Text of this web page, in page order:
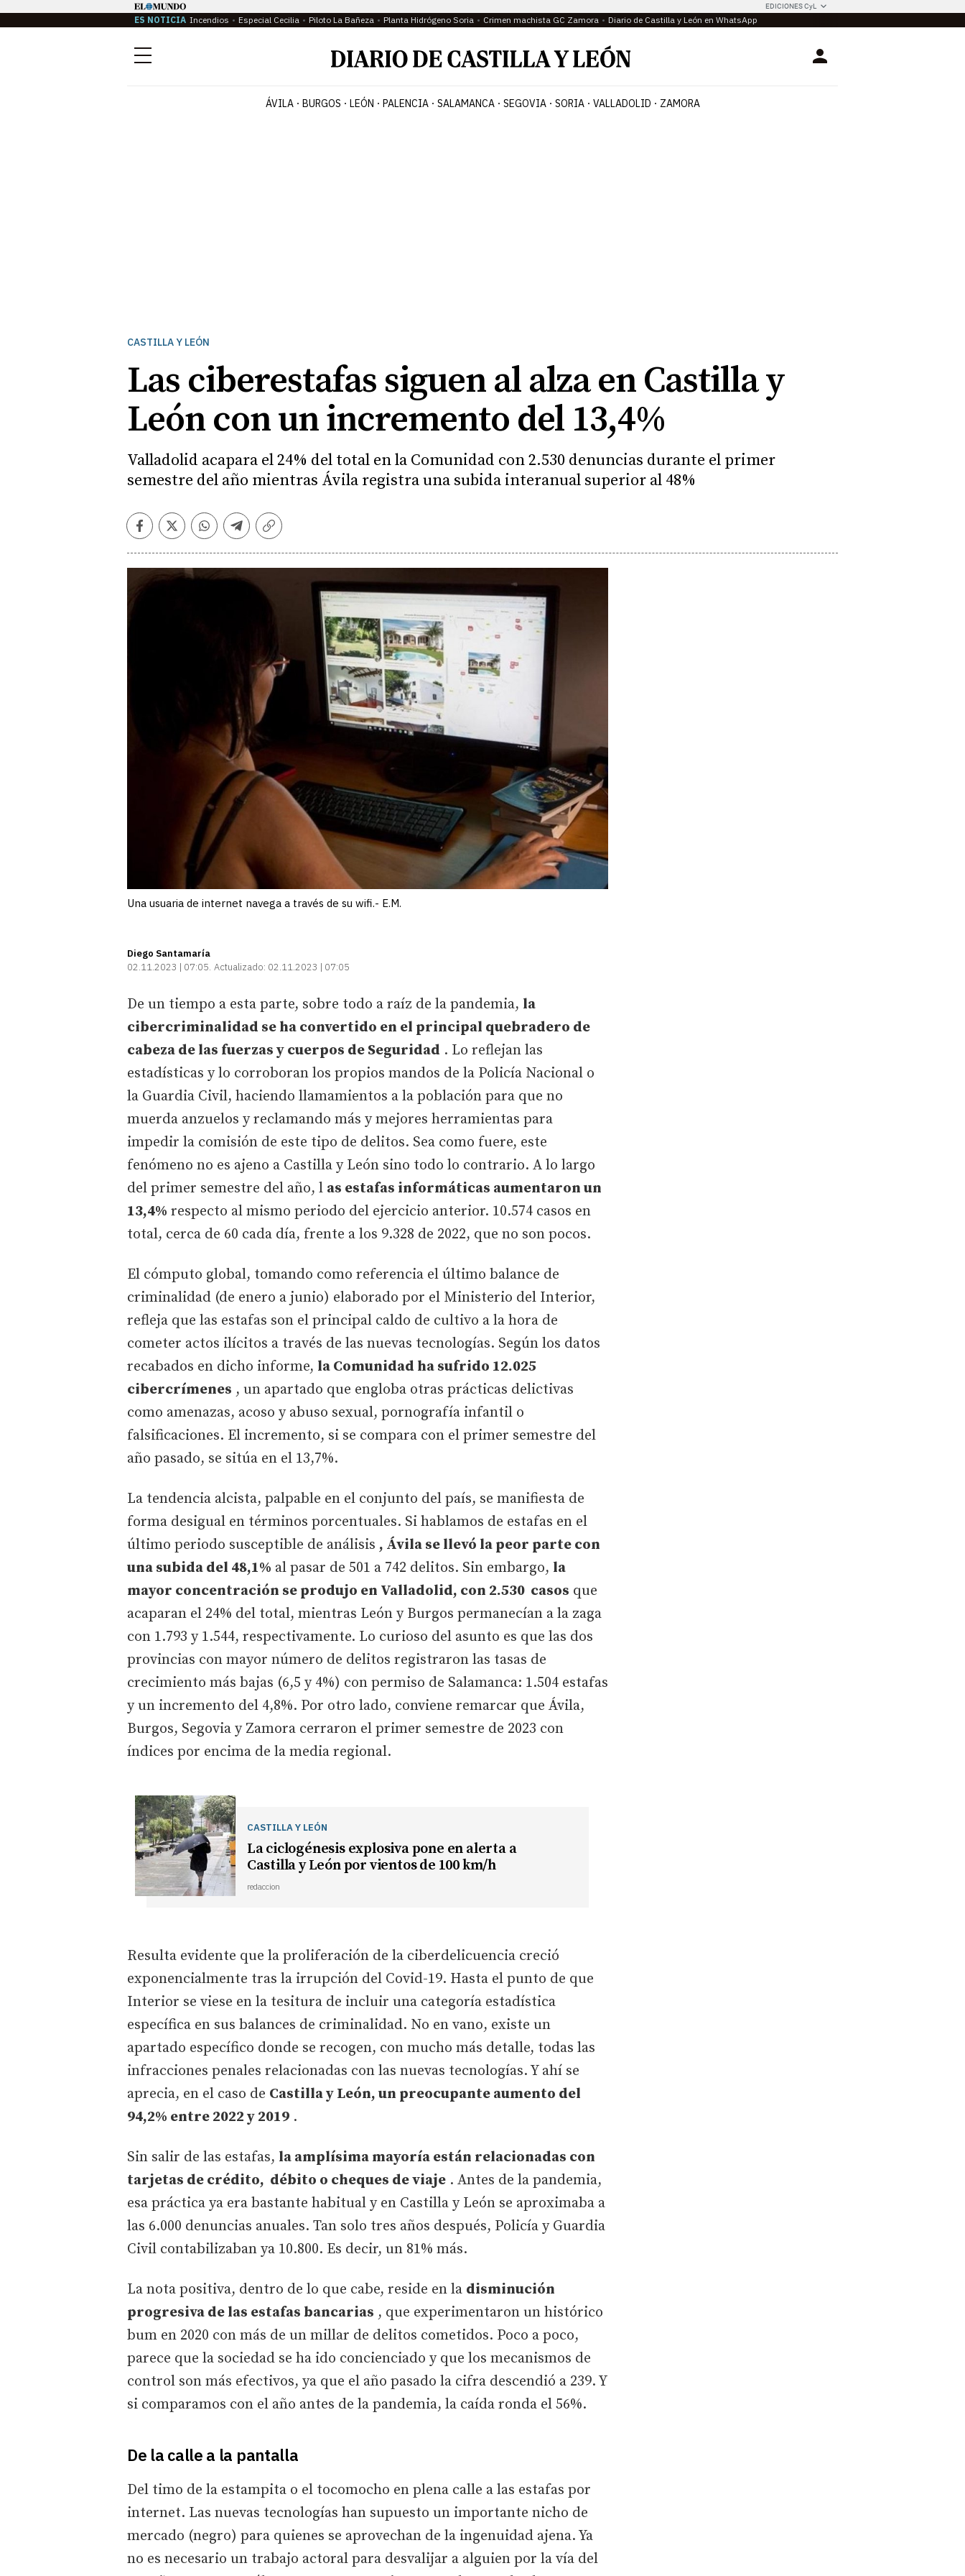
EDICIONES CyL
ES NOTICIA Incendios Especial Cecilia Piloto La Bañeza Planta Hidrógeno Soria Crimen machista GC Zamora Diario de Castilla y León en WhatsApp
Menú Login
ÁVILA BURGOS LEÓN PALENCIA SALAMANCA SEGOVIA SORIA VALLADOLID ZAMORA
CASTILLA Y LEÓN
Las ciberestafas siguen al alza en Castilla y
León con un incremento del 13,4%
Valladolid acapara el 24% del total en la Comunidad con 2.530 denuncias durante el primer
semestre del año mientras Ávila registra una subida interanual superior al 48%
Facebook
TwitterWhatsapp
Telegram
Copiar
Una usuaria de internet navega a través de su wifi.- E.M.
Diego Santamaría
02.11.2023 | 07:05 Actualizado: 02.11.2023 | 07:05
De un tiempo a esta parte, sobre todo a raíz de la pandemia, la
cibercriminalidad se ha convertido en el principal quebradero de
cabeza de las fuerzas y cuerpos de Seguridad . Lo reflejan las
estadísticas y lo corroboran los propios mandos de la Policía Nacional o
la Guardia Civil, haciendo llamamientos a la población para que no
muerda anzuelos y reclamando más y mejores herramientas para
impedir la comisión de este tipo de delitos. Sea como fuere, este
fenómeno no es ajeno a Castilla y León sino todo lo contrario. A lo largo
del primer semestre del año, l as estafas informáticas aumentaron un
13,4% respecto al mismo periodo del ejercicio anterior. 10.574 casos en
total, cerca de 60 cada día, frente a los 9.328 de 2022, que no son pocos.
El cómputo global, tomando como referencia el último balance de
criminalidad (de enero a junio) elaborado por el Ministerio del Interior,
refleja que las estafas son el principal caldo de cultivo a la hora de
cometer actos ilícitos a través de las nuevas tecnologías. Según los datos
recabados en dicho informe, la Comunidad ha sufrido 12.025
cibercrímenes , un apartado que engloba otras prácticas delictivas
como amenazas, acoso y abuso sexual, pornografía infantil o
falsificaciones. El incremento, si se compara con el primer semestre del
año pasado, se sitúa en el 13,7%.
La tendencia alcista, palpable en el conjunto del país, se manifiesta de
forma desigual en términos porcentuales. Si hablamos de estafas en el
último periodo susceptible de análisis , Ávila se llevó la peor parte con
una subida del 48,1% al pasar de 501 a 742 delitos. Sin embargo, la
mayor concentración se produjo en Valladolid, con 2.530 casos que
acaparan el 24% del total, mientras León y Burgos permanecían a la zaga
con 1.793 y 1.544, respectivamente. Lo curioso del asunto es que las dos
provincias con mayor número de delitos registraron las tasas de
crecimiento más bajas (6,5 y 4%) con permiso de Salamanca: 1.504 estafas
y un incremento del 4,8%. Por otro lado, conviene remarcar que Ávila,
Burgos, Segovia y Zamora cerraron el primer semestre de 2023 con
índices por encima de la media regional.
CASTILLA Y LEÓN
La ciclogénesis explosiva pone en alerta a
Castilla y León por vientos de 100 km/h
redaccion
Resulta evidente que la proliferación de la ciberdelicuencia creció
exponencialmente tras la irrupción del Covid-19. Hasta el punto de que
Interior se viese en la tesitura de incluir una categoría estadística
específica en sus balances de criminalidad. No en vano, existe un
apartado específico donde se recogen, con mucho más detalle, todas las
infracciones penales relacionadas con las nuevas tecnologías. Y ahí se
aprecia, en el caso de Castilla y León, un preocupante aumento del
94,2% entre 2022 y 2019 .
Sin salir de las estafas, la amplísima mayoría están relacionadas con
tarjetas de crédito, débito o cheques de viaje . Antes de la pandemia,
esa práctica ya era bastante habitual y en Castilla y León se aproximaba a
las 6.000 denuncias anuales. Tan solo tres años después, Policía y Guardia
Civil contabilizaban ya 10.800. Es decir, un 81% más.
La nota positiva, dentro de lo que cabe, reside en la disminución
progresiva de las estafas bancarias , que experimentaron un histórico
bum en 2020 con más de un millar de delitos cometidos. Poco a poco,
parece que la sociedad se ha ido concienciado y que los mecanismos de
control son más efectivos, ya que el año pasado la cifra descendió a 239. Y
si comparamos con el año antes de la pandemia, la caída ronda el 56%.
De la calle a la pantalla
Del timo de la estampita o el tocomocho en plena calle a las estafas por
internet. Las nuevas tecnologías han supuesto un importante nicho de
mercado (negro) para quienes se aprovechan de la ingenuidad ajena. Ya
no es necesario un trabajo actoral para desvalijar a alguien por la vía del